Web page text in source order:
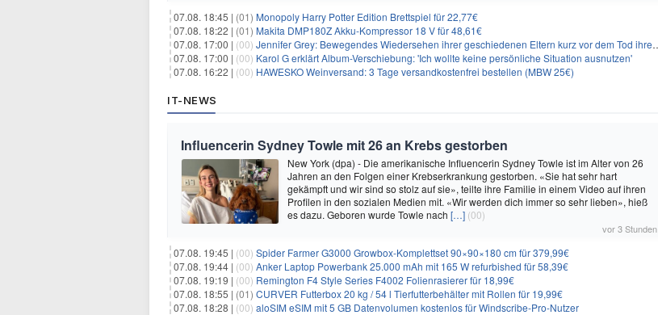
07.08. 18:45 | (01) Monopoly Harry Potter Edition Brettspiel für 22,77€
07.08. 18:22 | (01) Makita DMP180Z Akku-Kompressor 18 V für 48,61€
07.08. 17:00 | (00) Jennifer Grey: Bewegendes Wiedersehen ihrer geschiedenen Eltern kurz vor dem Tod ihrer Mutter
07.08. 17:00 | (00) Karol G erklärt Album-Verschiebung: 'Ich wollte keine persönliche Situation ausnutzen'
07.08. 16:22 | (00) HAWESKO Weinversand: 3 Tage versandkostenfrei bestellen (MBW 25€)
IT-NEWS
Influencerin Sydney Towle mit 26 an Krebs gestorben
New York (dpa) - Die amerikanische Influencerin Sydney Towle ist im Alter von 26
Jahren an den Folgen einer Krebserkrankung gestorben. «Sie hat sehr hart
gekämpft und wir sind so stolz auf sie», teilte ihre Familie in einem Video auf ihren
Profilen in den sozialen Medien mit. «Wir werden dich immer so sehr lieben», hieß
es dazu. Geboren wurde Towle nach […] (00)
vor 3 Stunden
07.08. 19:45 | (00) Spider Farmer G3000 Growbox-Komplettset 90×90×180 cm für 379,99€
07.08. 19:44 | (00) Anker Laptop Powerbank 25.000 mAh mit 165 W refurbished für 58,39€
07.08. 19:19 | (00) Remington F4 Style Series F4002 Folienrasierer für 18,99€
07.08. 18:55 | (01) CURVER Futterbox 20 kg / 54 l Tierfutterbehälter mit Rollen für 19,99€
07.08. 18:28 | (00) aloSIM eSIM mit 5 GB Datenvolumen kostenlos für Windscribe-Pro-Nutzer